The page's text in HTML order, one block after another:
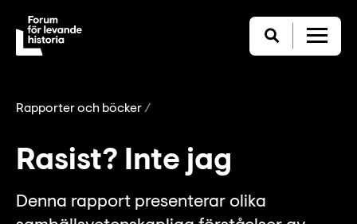
Rapporter och böcker
Rasist? Inte jag
Denna rapport presenterar olika